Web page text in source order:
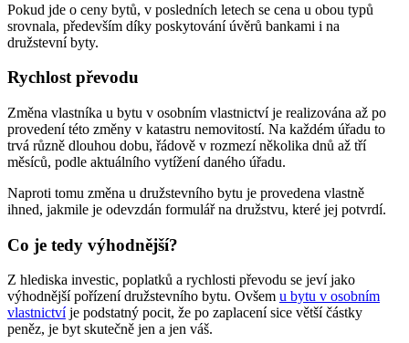
Pokud jde o ceny bytů, v posledních letech se cena u obou typů
srovnala, především díky poskytování úvěrů bankami i na
družstevní byty.
Rychlost převodu
Změna vlastníka u bytu v osobním vlastnictví je realizována až po
provedení této změny v katastru nemovitostí. Na každém úřadu to
trvá různě dlouhou dobu, řádově v rozmezí několika dnů až tří
měsíců, podle aktuálního vytížení daného úřadu.
Naproti tomu změna u družstevního bytu je provedena vlastně
ihned, jakmile je odevzdán formulář na družstvu, které jej potvrdí.
Co je tedy výhodnější?
Z hlediska investic, poplatků a rychlosti převodu se jeví jako
výhodnější pořízení družstevního bytu. Ovšem u bytu v osobním
vlastnictvíje podstatný pocit, že po zaplacení sice větší částky
peněz, je byt skutečně jen a jen váš.